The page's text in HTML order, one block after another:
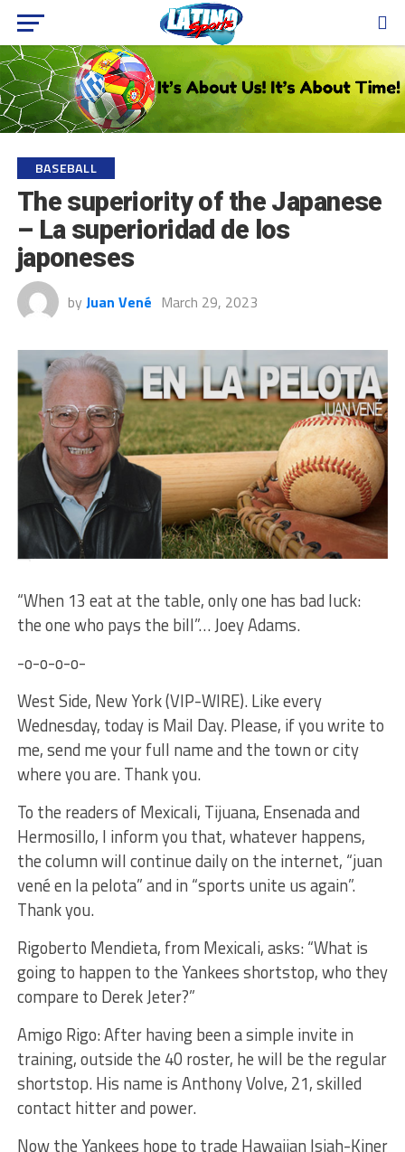
BASEBALL
The superiority of the Japanese
– La superioridad de los
japoneses
by Juan Vené March 29, 2023
“When 13 eat at the table, only one has bad luck:
the one who pays the bill”… Joey Adams.
-o-o-o-o-
West Side, New York (VIP-WIRE). Like every
Wednesday, today is Mail Day. Please, if you write to
me, send me your full name and the town or city
where you are. Thank you.
To the readers of Mexicali, Tijuana, Ensenada and
Hermosillo, I inform you that, whatever happens,
the column will continue daily on the internet, “juan
vené en la pelota” and in “sports unite us again”.
Thank you.
Rigoberto Mendieta, from Mexicali, asks: “What is
going to happen to the Yankees shortstop, who they
compare to Derek Jeter?”
Amigo Rigo: After having been a simple invite in
training, outside the 40 roster, he will be the regular
shortstop. His name is Anthony Volve, 21, skilled
contact hitter and power.
Now the Yankees hope to trade Hawaiian Isiah-Kiner